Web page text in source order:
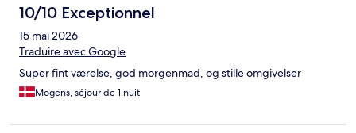
10/10 Exceptionnel
15 mai 2026
Traduire avec Google
Super fint værelse, god morgenmad, og stille omgivelser
Mogens, séjour de 1 nuit